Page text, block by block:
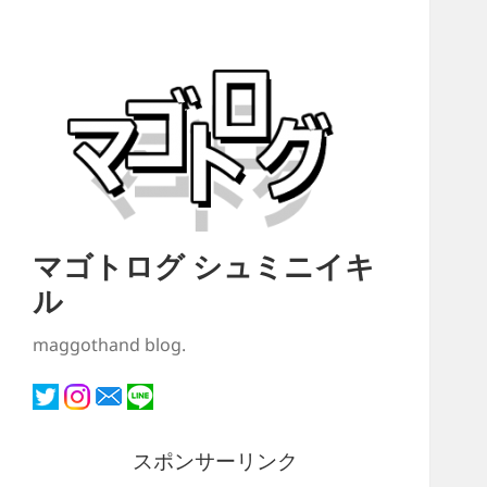
マゴトログ シュミニイキ
ル
maggothand blog.
スポンサーリンク